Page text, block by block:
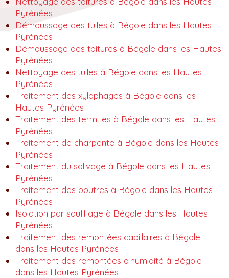
Pyrénées
Démoussage des tuiles à Bégole dans les Hautes
Pyrénées
Démoussage des toitures à Bégole dans les Hautes
Pyrénées
Nettoyage des tuiles à Bégole dans les Hautes
Pyrénées
Traitement des xylophages à Bégole dans les
Hautes Pyrénées
Traitement des termites à Bégole dans les Hautes
Pyrénées
Traitement de charpente à Bégole dans les Hautes
Pyrénées
Traitement du solivage à Bégole dans les Hautes
Pyrénées
Traitement des poutres à Bégole dans les Hautes
Pyrénées
Isolation par soufflage à Bégole dans les Hautes
Pyrénées
Traitement des remontées capillaires à Bégole
dans les Hautes Pyrénées
Traitement des remontées d’humidité à Bégole
dans les Hautes Pyrénées